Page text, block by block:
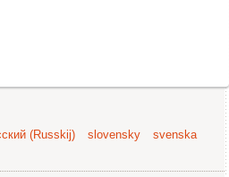
(Russkij) slovensky svenska